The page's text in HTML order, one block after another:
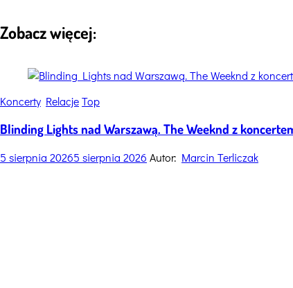
Zobacz więcej:
Categories
Koncerty RelacjeTop
Blinding Lights nad Warszawą. The Weeknd z
5 sierpnia 20265 sierpnia 2026 Autor: Marcin Terliczak